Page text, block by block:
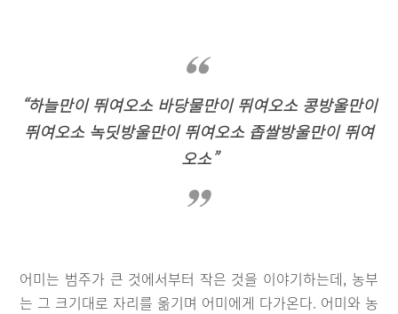
“하늘만이 뛰여오소 바당물만이 뛰여오소 콩방울만이
뛰여오소 녹딧방울만이 뛰여오소 좁쌀방울만이 뛰여
오소”
어미는 범주가 큰 것에서부터 작은 것을 이야기하는데, 농부
는 그 크기대로 자리를 옮기며 어미에게 다가온다. 어미와 농